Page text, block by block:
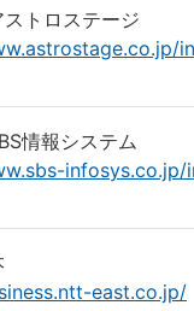
トロステージ
情報システム
infosys.co.jp/
east.co.jp/